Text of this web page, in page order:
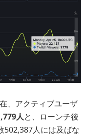
、アクティブユーザ
人と、ローンチ後
502,387人には及ばな